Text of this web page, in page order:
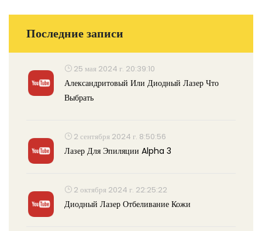
Последние записи
25 мая 2024 г. 20:39:10
Александритовый Или Диодный Лазер Что
Выбрать
2 сентября 2024 г. 8:50:56
Лазер Для Эпиляции Alpha 3
2 октября 2024 г. 22:25:22
Диодный Лазер Отбеливание Кожи